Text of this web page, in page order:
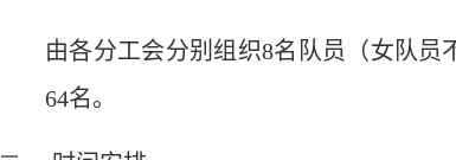
由各分工会分别组织8名队员（女队员
64名。